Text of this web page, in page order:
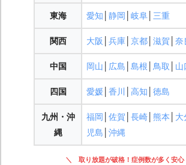
東海 愛知 │静岡 │岐阜 三重
関西 大阪 │兵庫 │京都 │滋賀 │奈
中国 岡山 広島 │島根 鳥取 山
四国 愛媛 │香川 │高知 │徳島
九州・沖
縄
福岡 │佐賀 │長崎 │熊本 大
児島 │沖縄
取り放題が破格！症例数が多く安心